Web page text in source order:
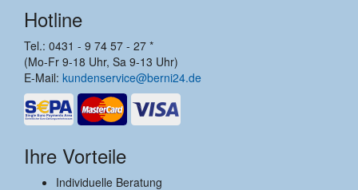
Hotline
Tel.: 0431 - 9 74 57 - 27 *
(Mo-Fr 9-18 Uhr, Sa 9-13 Uhr)
E-Mail: kundenservice@berni24.de
Ihre Vorteile
Individuelle Beratung